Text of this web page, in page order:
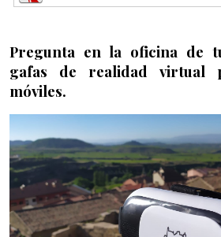
Pregunta en la oficina de
gafas de realidad virtual
móviles.